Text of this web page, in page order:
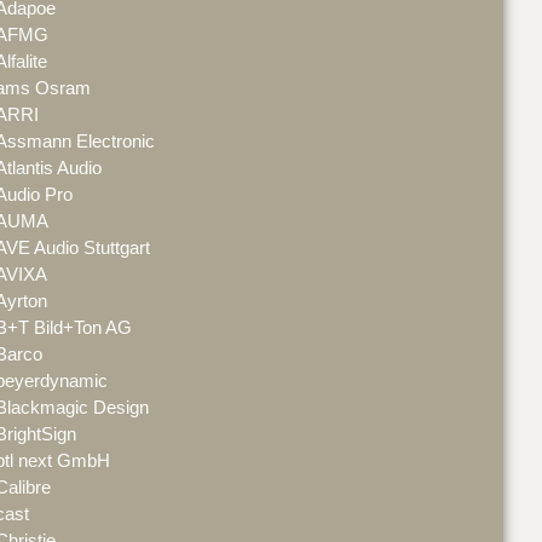
Osram
Electronic
Audio
Pro
Audio Stuttgart
Bild+Ton AG
Design
next GmbH